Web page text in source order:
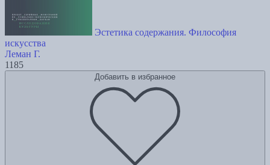
Эстетика содержания. Философия
искусства
Леман Г.
1185
Добавить в избранное